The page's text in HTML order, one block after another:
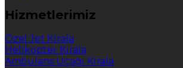
Hizmetlerimiz
Özel Jet Kirala
Helikopter Kirala
Ambulans Uçağı Kirala